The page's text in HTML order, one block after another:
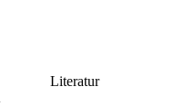
Literatur